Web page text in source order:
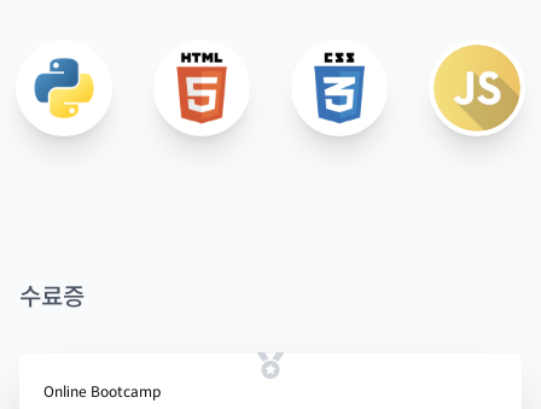
수료증
Online Bootcamp